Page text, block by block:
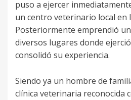
puso a ejercer
un centro veterinario local en
Posteriormente emprendió
diversos lugares donde
consolidó su experiencia.
Siendo ya un hombre de
clínica veterinaria reconocida